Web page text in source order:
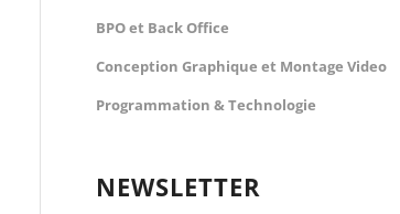
BPO et Back Office
Conception Graphique et Montage Video
Programmation & Technologie
NEWSLETTER